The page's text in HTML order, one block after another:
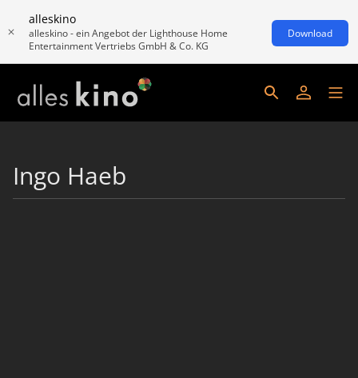
alleskino
alleskino - ein Angebot der Lighthouse Home
Entertainment Vertriebs GmbH & Co. KG
Download
Ingo Haeb